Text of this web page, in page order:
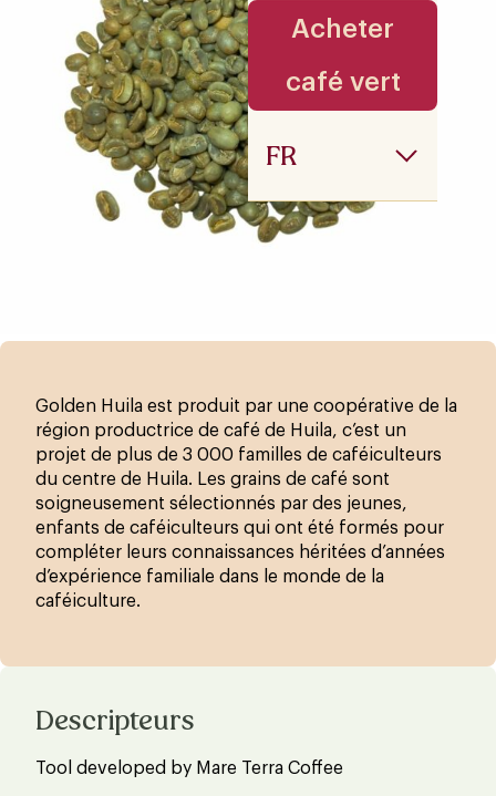
Acheter
café vert
FR
Golden Huila est produit par une coopérative de la
région productrice de café de Huila, c’est un
projet de plus de 3 000 familles de caféiculteurs
du centre de Huila. Les grains de café sont
soigneusement sélectionnés par des jeunes,
enfants de caféiculteurs qui ont été formés pour
compléter leurs connaissances héritées d’années
d’expérience familiale dans le monde de la
caféiculture.
Descripteurs
Tool developed by Mare Terra Coffee